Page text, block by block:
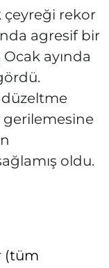
çeyreği rekor
agresif bir
ayında
düzeltme
gerilemesine
oldu.
(tüm